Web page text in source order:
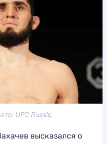
UFC Russia
высказался о